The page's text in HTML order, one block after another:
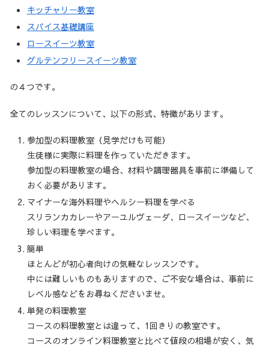
キッチャリー教室
スパイス基礎講座
ロースイーツ教室
グルテンフリースイーツ教室
の４つです。
全てのレッスンについて、以下の形式、特徴があります。
参加型の料理教室（見学だけも可能）
生徒様に実際に料理を作っていただきます。
参加型の料理教室の場合、材料や調理器具を事前に準備して
おく必要があります。
マイナーな海外料理やヘルシー料理を学べる
スリランカカレーやアーユルヴェーダ、ロースイーツなど、
珍しい料理を学べます。
簡単
ほとんどが初心者向けの気軽なレッスンです。
中には難しいものもありますので、ご不安な場合は、事前に
レベル感などをお尋ねくださいませ。
単発の料理教室
コースの料理教室とは違って、1回きりの教室です。
コースのオンライン料理教室と比べて値段の相場が安く、気